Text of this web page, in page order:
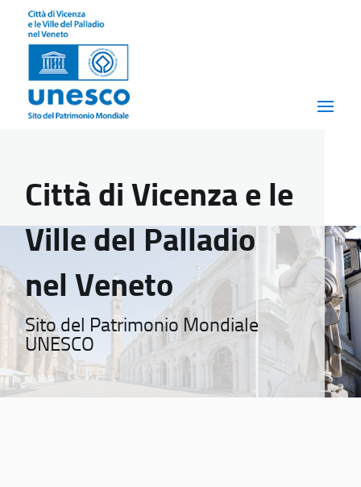
Città di Vicenza e le
Ville del Palladio
nel Veneto
Sito del Patrimonio Mondiale
UNESCO